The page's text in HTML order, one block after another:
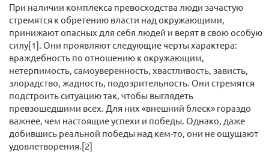
При наличии комплекса превосходства люди зачастую
стремятся к обретению власти над окружающими,
принижают опасных для себя людей и верят в свою особую
силу[1]. Они проявляют следующие черты характера:
враждебность по отношению к окружающим,
нетерпимость, самоуверенность, хвастливость, зависть,
злорадство, жадность, подозрительность. Они стремятся
подстроить ситуацию так, чтобы выглядеть
превзошедшими всех. Для них «внешний блеск» гораздо
важнее, чем настоящие успехи и победы. Однако, даже
добившись реальной победы над кем-то, они не ощущают
удовлетворения.[2]